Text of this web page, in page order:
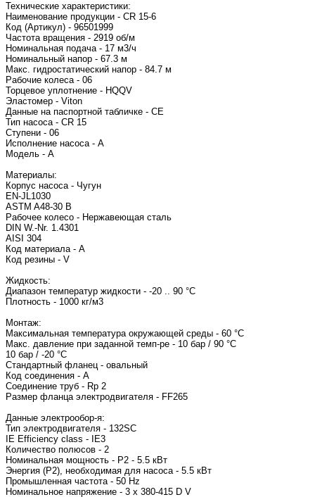
Технические характеристики:
Наименование продукции - CR 15-6
Код (Артикул) - 96501999
Частота вращения - 2919 об/м
Номинальная подача - 17 м3/ч
Номинальный напор - 67.3 м
Макс. гидростатический напор - 84.7 м
Рабочие колеса - 06
Торцевое уплотнение - HQQV
Эластомер - Viton
Данные на паспортной табличке - CE
Тип насоса - CR 15
Ступени - 06
Исполнение насоса - A
Модель - A
Материалы:
Корпус насоса - Чугун
EN-JL1030
ASTM A48-30 B
Рабочее колесо - Нержавеющая сталь
DIN W.-Nr. 1.4301
AISI 304
Код материала - A
Код резины - V
Жидкость:
Диапазон температур жидкости - -20 .. 90 °C
Плотность - 1000 кг/м3
Монтаж:
Максимальная температура окружающей среды - 60 °C
Макс. давление при заданной темп-ре - 10 бар / 90 °C
10 бар / -20 °C
Стандартный фланец - овальный
Код соединения - A
Соединение труб - Rp 2
Размер фланца электродвигателя - FF265
Данные электрообор-я:
Тип электродвигателя -
IE Efficiency class - IE3
Количество полюсов - 2
Номинальная мощность - P2 - 5.5 кВт
Энергия (Р2), необходимая для насоса - 5.5 кВт
Промышленная частота - 50 Hz
Номинальное напряжение - 3 x 380-415 D V